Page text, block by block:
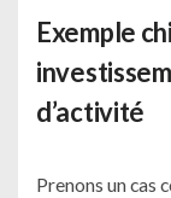
Exemple
d’activité
Prenons un cas